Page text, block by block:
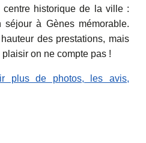
historique de la ville :
à Gènes mémorable.
des prestations, mais
on ne compte pas !
plus de photos, les avis,